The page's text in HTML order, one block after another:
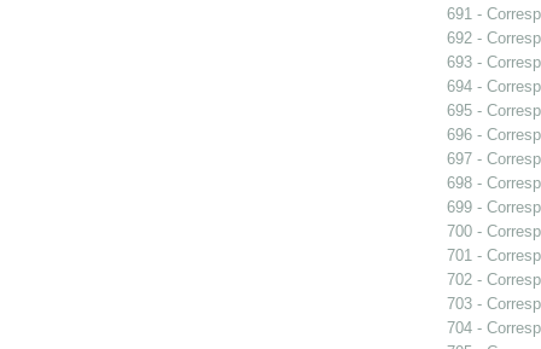
691 -
692 -
693 -
694 -
695 -
696 -
697 -
698 -
699 -
700 -
701 -
702 -
703 -
704 -